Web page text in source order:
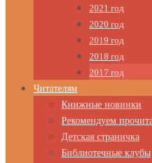
2021 год
2020 год
2019 год
2018 год
2017 год
Читателям
Книжные новинки
Рекомендуем
Детская страничка
Библиотечные клубы